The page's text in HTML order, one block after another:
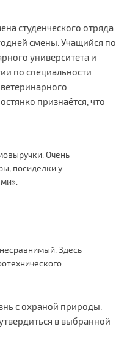
студенческого отряда
смены. Учащийся по
университета и
по специальности
признаётся, что
Очень
посиделки у
Здесь
с охраной природы.
в выбранной